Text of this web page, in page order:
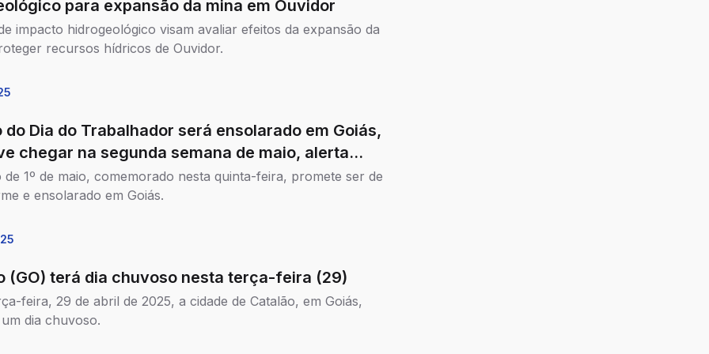
para expansão da mina em Ouvidor
impacto hidrogeológico visam avaliar efeitos da expansão da
recursos hídricos de Ouvidor.
do Dia do Trabalhador será ensolarado em Goiás,
chegar na segunda semana de maio, alerta
de 1º de maio, comemorado nesta quinta-feira, promete ser de
e ensolarado em Goiás.
(GO) terá dia chuvoso nesta terça-feira (29)
feira, 29 de abril de 2025, a cidade de Catalão, em Goiás,
dia chuvoso.